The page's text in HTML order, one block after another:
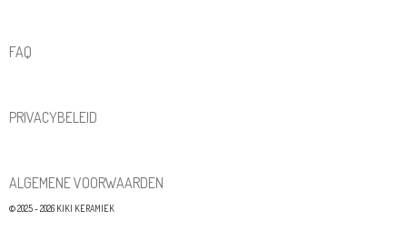
FAQ
PRIVACYBELEID
ALGEMENE VOORWAARDEN
© 2025 - 2026 KIKI KERAMIEK